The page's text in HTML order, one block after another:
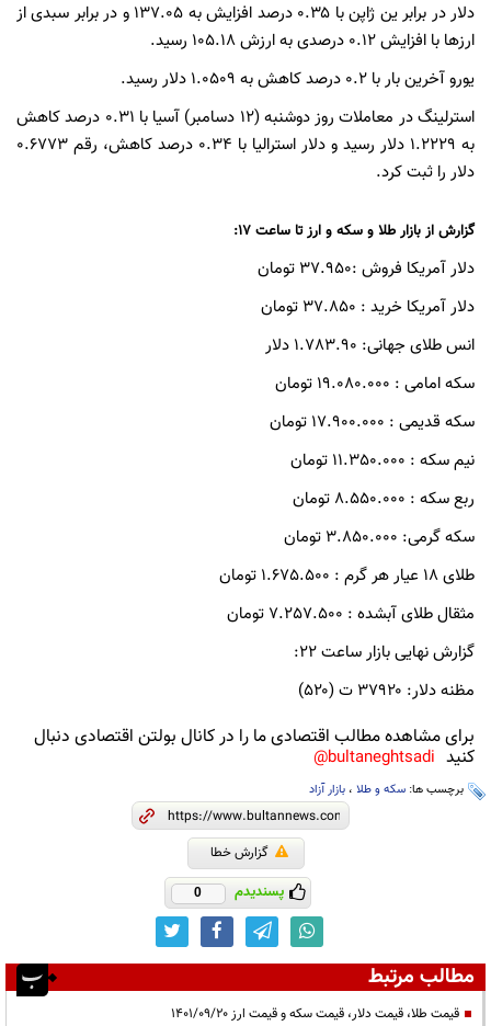
دلار در برابر ین ژاپن با ۰.۳۵ درصد افزایش به ۱۳۷.۰۵ و در برابر سبدی از
ارزها با افزایش ۰.۱۲ درصدی به ارزش ۱۰۵.۱۸ رسید.
یورو آخرین بار با ۰.۲ درصد کاهش به ۱.۰۵۰۹ دلار رسید.
استرلینگ در معاملات روز دوشنبه (۱۲ دسامبر) آسیا با ۰.۳۱ درصد کاهش
به ۱.۲۲۲۹ دلار رسید و دلار استرالیا با ۰.۳۴ درصد کاهش، رقم ۰.۶۷۷۳
دلار را ثبت کرد.
گزارش از بازار طلا و سکه و ارز تا ساعت 17:
دلار آمریکا فروش :37.950 تومان
دلار آمریکا خرید : 37.850 تومان
انس طلای جهانی: 1.783.90 دلار
سکه امامی : 19.080.000 تومان
سکه قدیمی : 17.900.000 تومان
نیم سکه : 11.350.000 تومان
ربع سکه : 8.550.000 تومان
سکه گرمی: 3.850.000 تومان
طلای 18 عیار هر گرم : 1.675.500 تومان
مثقال طلای آبشده : 7.257.500 تومان
گزارش نهایی بازار ساعت 22:
مظنه دلار: ۳۷۹۲۰ ت (۵۲۰)
برای مشاهده مطالب اقتصادی ما را در کانال بولتن اقتصادی دنبال
کنید bultaneghtsadi@
برچسب ها: سکه و طلا ، بازار آزاد
گزارش خطا
پسندیدم 0
مطالب مرتبط
قیمت طلا، قیمت دلار، قیمت سکه و قیمت ارز ۱۴۰۱/۰۹/۲۰